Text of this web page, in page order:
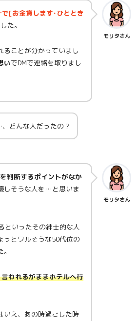
[お金貸します･ひととき
た。
ることが分かっていまし
いでDMで連絡を取りまし
モリタさん
どんな人だったの？
判断するポイントがなか
しそうな人を…と思いま
といったその紳士的な人
っとワルそうな50代位の
われるがままホテルへ行
いえ、あの時過ごした時
モリタさん